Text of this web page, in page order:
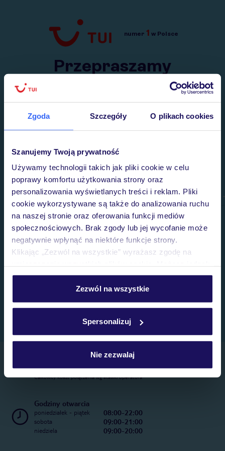
Zgoda Szczegóły O plikach cookies
Szanujemy Twoją prywatność
Używamy technologii takich jak pliki cookie w celu
poprawy komfortu użytkowania strony oraz
personalizowania wyświetlanych treści i reklam. Pliki
cookie wykorzystywane są także do analizowania ruchu
na naszej stronie oraz oferowania funkcji mediów
społecznościowych. Brak zgody lub jej wycofanie może
negatywnie wpłynąć na niektóre funkcje strony.
Klikając „Zezwól na wszystkie” wyrażasz zgodę na
personalizować swój wybór wchodząc w zakładkę
Szczegółowe informacje o plikach cookie znajdziesz
Zezwól na wszystkie
Spersonalizuj
Nie zezwalaj
Przejdź do TUI.pl
numer 1 w Polsce
Przepraszamy
Wysłaliśmy nasz serwis na krótkie wakacje.
Telefoniczne Centrum Rezerwacji
22 270 31 20
Całkowity koszt połączenia wg stawki operatora
Godziny otwarcia
poniedziałek - piątek 08:00-22:00
sobota 09:00-21:00
niedziela 09:00-20:00